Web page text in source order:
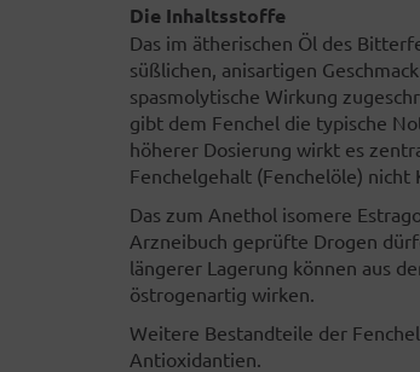
Die Inhaltsstoffe
Das im ätherischen Öl des
süßlichen, anisartigen
spasmolytische Wirkung
gibt dem Fenchel die typische
höherer Dosierung wirkt es
Fenchelgehalt (Fenchelöle)
Das zum Anethol isomere
Arzneibuch geprüfte Drogen
längerer Lagerung können aus
östrogenartig wirken.
Weitere Bestandteile der
Antioxidantien.